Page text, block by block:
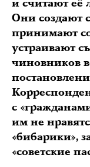
и считают её
Они создают
принимают
устраивают
чиновников
с
им не
«бибарики»,
«советские